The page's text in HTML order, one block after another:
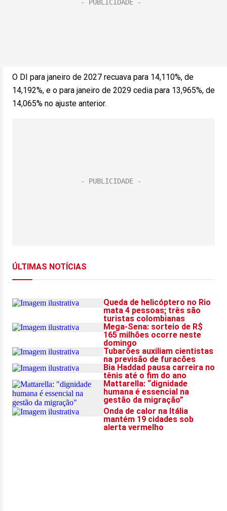
O DI para janeiro de 2027 recuava para 14,110%, de
14,192%, e o para janeiro de 2029 cedia para 13,965%, de
14,065% no ajuste anterior.